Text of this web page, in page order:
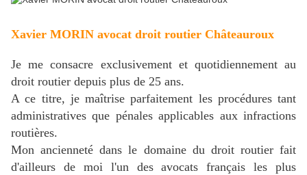
Xavier MORIN avocat droit routier Châteauroux
Je me consacre exclusivement et quotidiennement au
droit routier depuis plus de 25 ans.
A ce titre, je maîtrise parfaitement les procédures tant
administratives que pénales applicables aux infractions
routières.
Mon ancienneté dans le domaine du droit routier fait
d'ailleurs de moi l'un des avocats français les plus